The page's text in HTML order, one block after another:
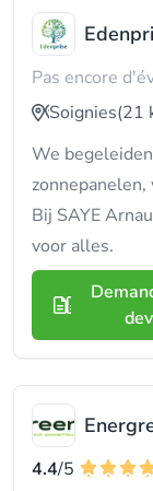
Pas encore
Soignies(21
We
Bij SAYE
voor alles.
4.4/5